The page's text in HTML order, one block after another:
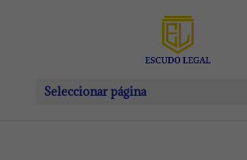
Seleccionar página